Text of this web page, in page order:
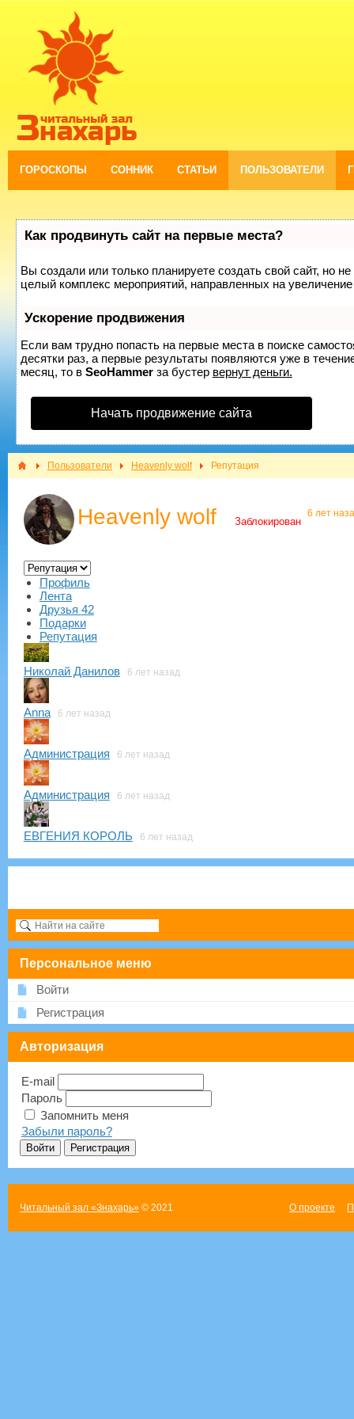
ГОРОСКОПЫ СОННИК СТАТЬИ ПОЛЬЗОВАТЕЛИ
Как продвинуть сайт на первые места?
Вы создали или только планируете создать свой сайт, но
целый комплекс мероприятий, направленных на
Ускорение продвижения
Если вам трудно попасть на первые места в поиске
десятки раз, а первые результаты появляются уже в
месяц, то в SeoHammerза бустер вернут деньги.
Начать продвижение сайта
Пользователи Heavenly wolf Репутация
Heavenly wolf Заблокирован
6 лет
Профиль
Лента
Друзья 42
Подарки
Репутация
Николай Данилов 6 лет назад
Anna 6 лет назад
Администрация 6 лет назад
Администрация 6 лет назад
ЕВГЕНИЯ КОРОЛЬ 6 лет назад
Персональное меню
Войти
Регистрация
Авторизация
E-mail
Пароль
Запомнить меня
Забыли пароль?
Читальный зал «Знахарь»© 2021 О проекте